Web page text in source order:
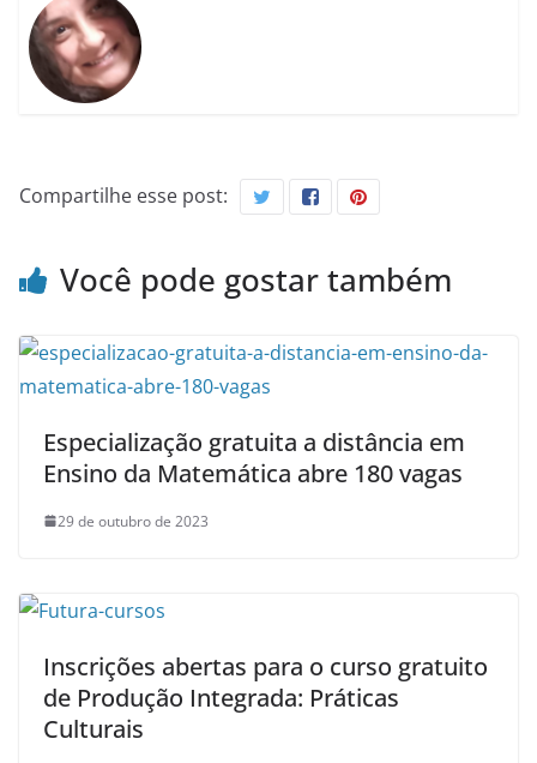
Compartilhe esse post:
Você pode gostar também
Especialização gratuita a distância em
Ensino da Matemática abre 180 vagas
29 de outubro de 2023
Inscrições abertas para o curso gratuito
de Produção Integrada: Práticas
Culturais